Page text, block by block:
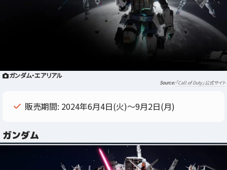
ガンダム・エアリアル
「Call of Duty」公式サイト
販売期間: 2024年6月4日(火)～9月2日(月)
ガンダム